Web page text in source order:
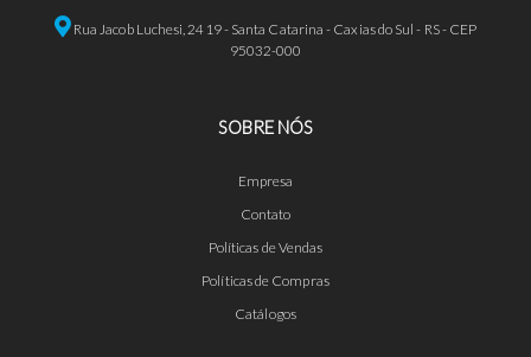
Rua Jacob Luchesi, 2419 - Santa Catarina - Caxias do Sul - RS - CEP
95032-000
SOBRE NÓS
Empresa
Contato
Políticas de Vendas
Políticas de Compras
Catálogos